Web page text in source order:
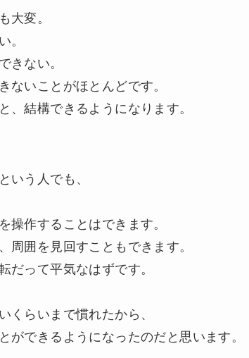
大変。
きない。
いことがほとんどです。
結構できるようになります。
う人でも、
作することはできます。
囲を見回すこともできます。
って平気なはずです。
らいまで慣れたから、
できるようになったのだと思います。